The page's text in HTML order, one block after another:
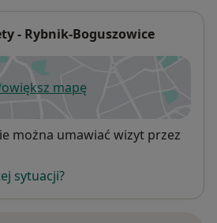
- Rybnik-Boguszowice
mapę
otwiera się w nowej karcie
można umawiać wizyt przez
sytuacji?